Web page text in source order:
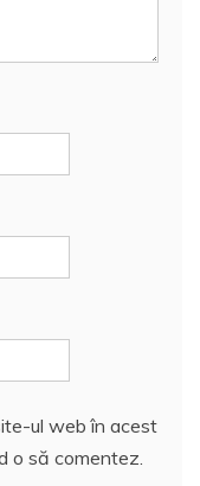
ul web în acest
o să comentez.